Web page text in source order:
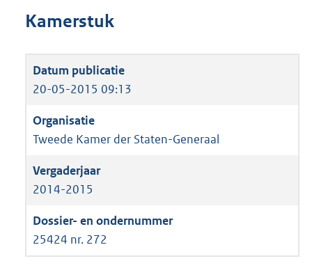
Kamerstuk
20-05-2015 09:13
Tweede Kamer der Staten-Generaal
2014-2015
25424 nr. 272